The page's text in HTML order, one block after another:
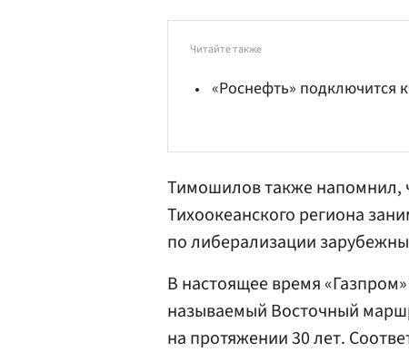
Читайте также
«Роснефть» подключится
Тимошилов также напомнил,
Тихоокеанского региона
по либерализации
В настоящее время
называемый Восточный
на протяжении 30 лет.